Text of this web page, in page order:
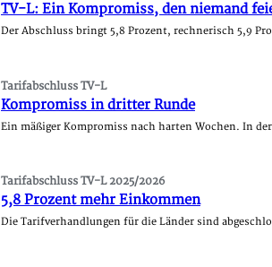
TV-L: Ein Kompromiss, den niemand
Der Abschluss bringt 5,8 Prozent, rechnerisch 5,9
Tarifabschluss TV-L
Kompromiss in dritter Runde
Ein mäßiger Kompromiss nach harten Wochen. In
Tarifabschluss TV-L 2025/2026
5,8 Prozent mehr Einkommen
Die Tarifverhandlungen für die Länder sind